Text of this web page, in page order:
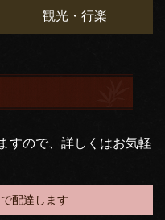
観光・行楽
すので、詳しくはお気軽
配達します